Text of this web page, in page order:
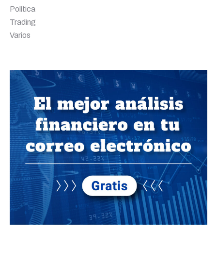
Política
Trading
Varios